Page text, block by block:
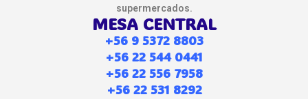
supermercados.
MESA CENTRAL
+56 9 5372 8803
+56 22 544 0441
+56 22 556 7958
+56 22 531 8292